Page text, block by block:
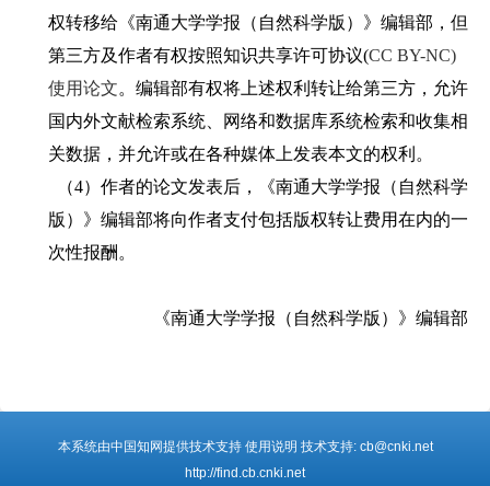
权转移给《南通大学学报（自然科学版 ） 》编辑部，但
第三方及作者有权按照知识共享许可协议(CC BY-NC)
使用论文。编辑部有权将上述权利转让给第三方，允许
国内外文献检索系统、网络和数据库系统检索和收集相
关数据，并允许或在各种媒体上发表本文的权利。
（4） 作者的论文发表后，《南通大学学报（自然科学
版 ） 》编辑部将向作者支付包括版权转让费用在内的一
次性报酬。
《南通大学学报（自然科学版）》编辑部
本系统由中国知网提供技术支持 使用说明 技术支持: cb@cnki.net
http://find.cb.cnki.net